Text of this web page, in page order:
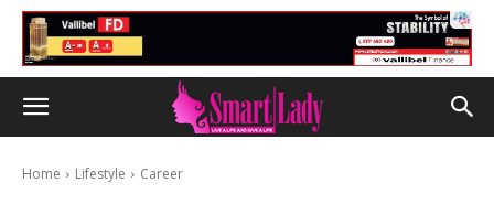
Home Lifestyle Career